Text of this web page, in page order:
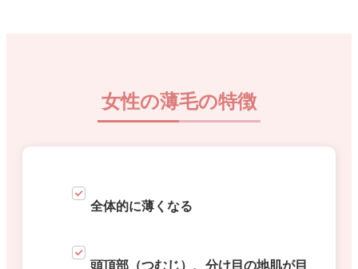
女性の薄毛の特徴
全体的に薄くなる
頭頂部（つむじ）、分け目の地肌が目